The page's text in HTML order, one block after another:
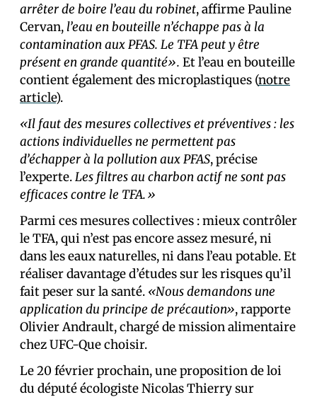
arrêter de boire l’eau du robinet, affirme Pauline
Cervan, l’eau en bouteille n’échappe pas à la
contamination aux PFAS. Le TFA peut y être
présent en grande quantité». Et l’eau en bouteille
contient également des microplastiques (notre
article).
«Il faut des mesures collectives et préventives : les
actions individuelles ne permettent pas
d’échapper à la pollution aux PFAS, précise
l’experte.Les filtres au charbon actif ne sont pas
efficaces contre le TFA.»
Parmi ces mesures collectives : mieux contrôler
le TFA, qui n’est pas encore assez mesuré, ni
dans les eaux naturelles, ni dans l’eau potable. Et
réaliser davantage d’études sur les risques qu’il
fait peser sur la santé. «Nous demandons une
application du principe de précaution», rapporte
Olivier Andrault, chargé de mission alimentaire
chez UFC-Que choisir.
Le 20 février prochain, une proposition de loi
du député écologiste Nicolas Thierry sur